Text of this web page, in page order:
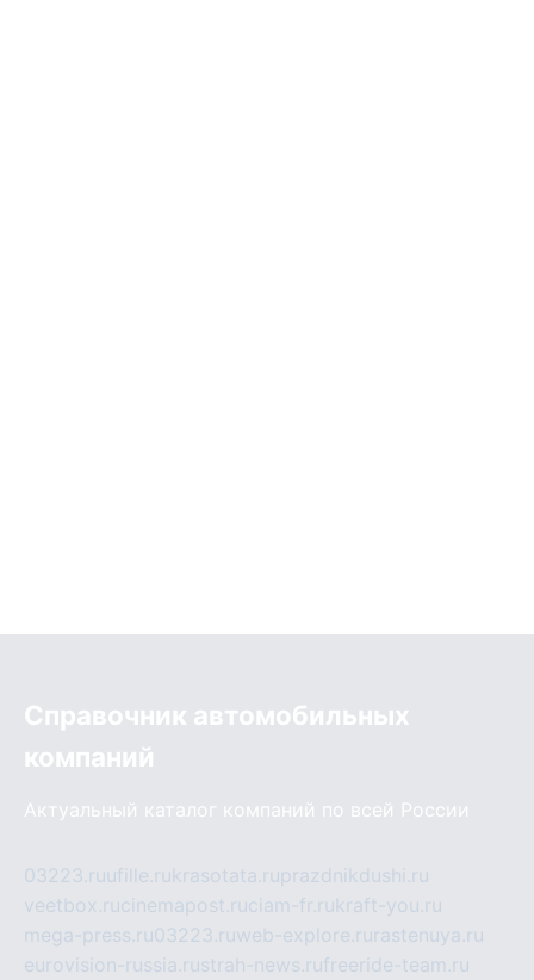
Справочник автомобильных
компаний
Актуальный каталог компаний по всей России
03223.ruufille.rukrasotata.ruprazdnikdushi.ru
veetbox.rucinemapost.ruciam-fr.rukraft-you.ru
mega-press.ru03223.ruweb-explore.ru rastenuya.ru
eurovision-russia.rustrah-news.rufreeride-team.ru